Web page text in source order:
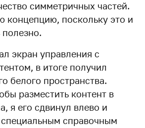
симметричных частей.
концепцию, поскольку это и
полезно.
экран управления с
в итоге получил
белого пространства.
разместить контент в
я его сдвинул влево и
справочным